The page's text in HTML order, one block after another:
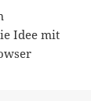
Idee mit